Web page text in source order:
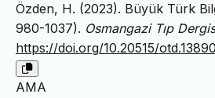
Özden, H. (2023). Büyük Türk
980-1037). Osmangazi Tıp
https://doi.org/10.20515/
AMA